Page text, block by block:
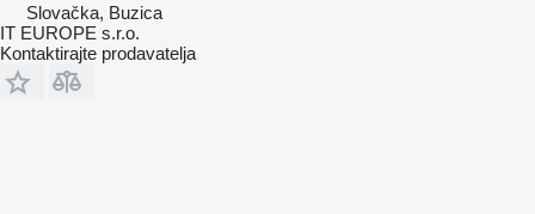
Slovačka, Buzica
IT EUROPE s.r.o.
Kontaktirajte prodavatelja